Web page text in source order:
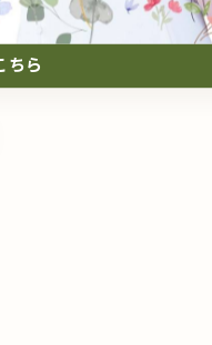
全身
ちら